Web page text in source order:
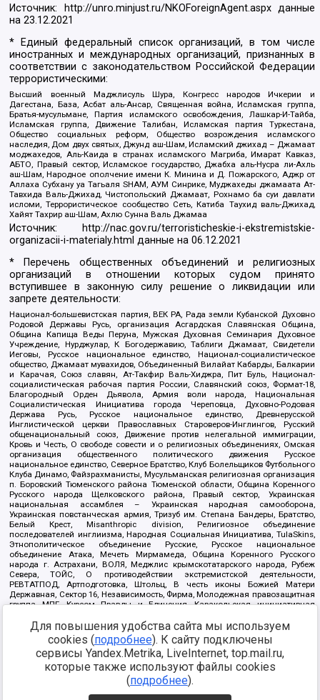
Источник: http://unro.minjust.ru/NKOForeignAgent.aspxданные
на23.12.2021
* Единый федеральный список организаций, в том числе
иностранных и международных организаций, признанных в
соответствии с законодательством Российской Федерации
террористическими:
Высший военный Маджлисуль Шура, Конгресс народов Ичкерии и
Дагестана, База, Асбат аль-Ансар, Священная война, Исламская группа,
Братья-мусульмане, Партия исламского освобождения, Лашкар-И-Тайба,
Исламская группа, Движение Талибан, Исламская партия Туркестана,
Общество социальных реформ, Общество возрождения исламского
наследия, Дом двух святых, Джунд аш-Шам, Исламский джихад – Джамаат
моджахедов, Аль-Каида в странах исламского Магриба, Имарат Кавказ,
АБТО, Правый сектор, Исламское государство, Джабха аль-Нусра ли-Ахль
аш-Шам, Народное ополчение имени К. Минина и Д. Пожарского, Аджр от
Аллаха Субхану уа Тагьаля SHAM, АУМ Синрике, Муджахеды джамаата Ат-
Тавхида Валь-Джихад, Чистопольский Джамаат, Рохнамо ба суи давлати
исломи, Террористическое сообщество Сеть, Катиба Таухид валь-Джихад,
Хайят Тахрир аш-Шам, Ахлю Сунна Валь Джамаа
Источник:
http://nac.gov.ru/terroristicheskie-i-ekstremistskie-
organizacii-i-materialy.html данные на06.12.2021
* Перечень общественных объединений и религиозных
организаций в отношении которых судом принято
вступившее в законную силу решение о ликвидации или
запрете деятельности:
Национал-большевистская партия, ВЕК РА, Рада земли Кубанской Духовно
Родовой Державы Русь, организация Асгардская Славянская Община,
Община Капища Веды Перуна, Мужская Духовная Семинария Духовное
Учреждение, Нурджулар, К Богодержавию, Таблиги Джамаат, Свидетели
Иеговы, Русское национальное единство, Национал-социалистическое
общество, Джамаат мувахидов, Объединенный Вилайат Кабарды, Балкарии
и Карачая, Союз славян, Ат-Такфир Валь-Хиджра, Пит Буль, Национал-
социалистическая рабочая партия России, Славянский союз, Формат-18,
Благородный Орден Дьявола, Армия воли народа, Национальная
Социалистическая Инициатива города Череповца, Духовно-Родовая
Держава Русь, Русское национальное единство, Древнерусской
Инглистической церкви Православных Староверов-Инглингов, Русский
общенациональный союз, Движение против нелегальной иммиграции,
Кровь и Честь, О свободе совести и о религиозных объединениях, Омская
организация общественного политического движения Русское
национальное единство, Северное Братство, Клуб Болельщиков Футбольного
Клуба Динамо, Файзрахманисты, Мусульманская религиозная организация
п. Боровский Тюменского района Тюменской области, Община Коренного
Русского народа Щелковского района, Правый сектор, Украинская
национальная ассамблея – Украинская народная самооборона,
Украинская повстанческая армия, Тризуб им. Степана Бандеры, Братство,
Белый Крест, Misanthropic division, Религиозное объединение
последователей инглиизма, Народная Социальная Инициатива, TulaSkins,
Этнополитическое объединение Русские, Русское национальное
объединение Атака, Мечеть Мирмамеда, Община Коренного Русского
народа г. Астрахани, ВОЛЯ, Меджлис крымскотатарского народа, Рубеж
Севера, ТОЙС, О противодействии экстремистской деятельности,
РЕВТАТПОД, Артподготовка, Штольц, В честь иконы Божией Матери
Державная, Сектор 16, Независимость, Фирма, Молодежная правозащитная
группа МПГ, Курсом Правды и Единения, Каракольская инициативная
Благотворительный пансионат Ак Умут, Русская республика Русь,
Арестантское уголовное единство, Башкорт, Нация и свобода, W.H.С., Фалунь
Дафа, Иртыш Ultras, Русский Патриотический клуб-Новокузнецк/РПК,
Сибирский державный союз, Фонд борьбы с коррупцией, Фонд защиты прав
граждан, Штабы Навального, Совет граждан СССР Прикубанского округа г.
https://minjust.gov.ru/ru/documents/7822/
Для повышения удобства сайта мы используем
cookies (подробнее). К сайту подключены
сервисы Yandex.Metrika, LiveInternet, top.mail.ru,
которые также используют файлы cookies
(подробнее).